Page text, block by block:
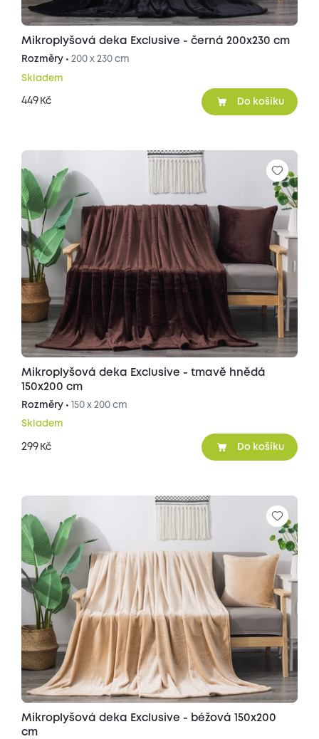
Mikroplyšová deka Exclusive - černá 200x230 cm
Rozměry • 200 x 230 cm
Skladem
449 Kč Do košíku
Mikroplyšová deka Exclusive - tmavě hnědá
150x200 cm
Rozměry • 150 x 200 cm
Skladem
299 Kč Do košíku
Mikroplyšová deka Exclusive - béžová 150x200
cm